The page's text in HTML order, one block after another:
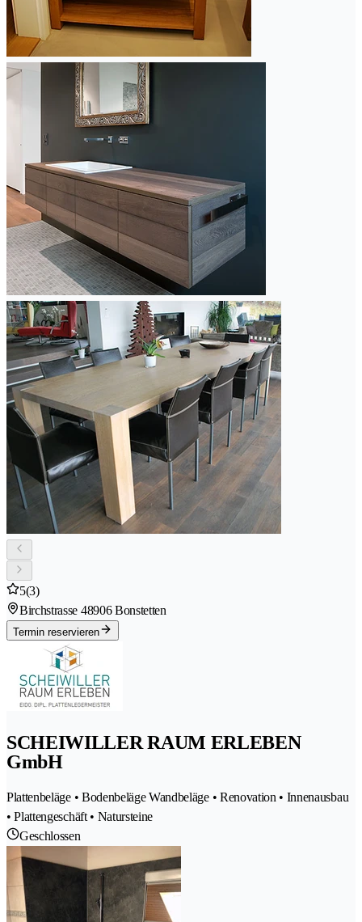
5(3)
Birchstrasse 48906 Bonstetten
Termin reservieren
SCHEIWILLER RAUM ERLEBEN
GmbH
Plattenbeläge • Bodenbeläge Wandbeläge • Renovation • Innenausbau
• Plattengeschäft • Natursteine
Geschlossen